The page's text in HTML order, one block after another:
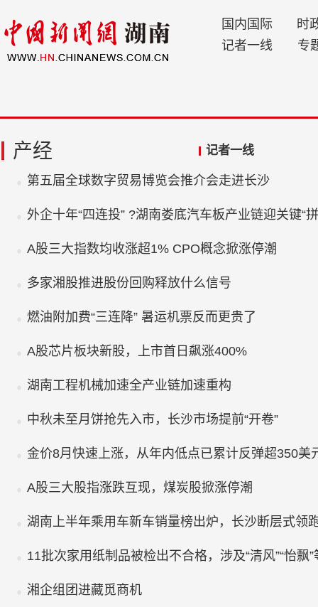
国内国际
时
记者一线
专
产经 记者一线
第五届全球数字贸易博览会推介会走进长沙
外企十年“四连投” ?湖南娄底汽车板产业链迎关键“
A股三大指数均收涨超1% CPO概念掀涨停潮
多家湘股推进股份回购释放什么信号
燃油附加费“三连降” 暑运机票反而更贵了
A股芯片板块新股，上市首日飙涨400%
湖南工程机械加速全产业链加速重构
中秋未至月饼抢先入市，长沙市场提前“开卷”
金价8月快速上涨，从年内低点已累计反弹超350美
A股三大股指涨跌互现，煤炭股掀涨停潮
湖南上半年乘用车新车销量榜出炉，长沙断层式领
11批次家用纸制品被检出不合格，涉及“清风”“怡飘
湘企组团进藏觅商机